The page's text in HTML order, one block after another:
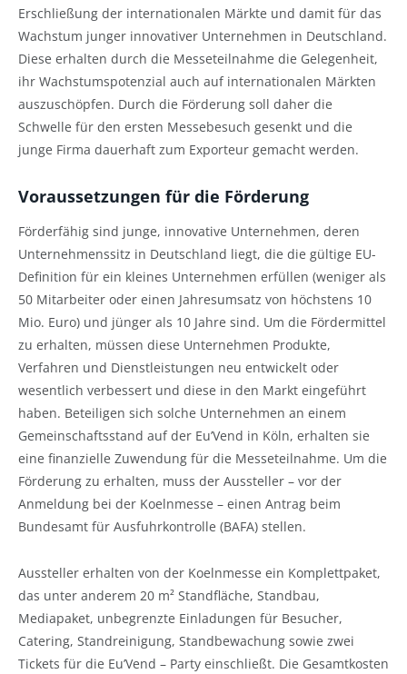
Erschließung der internationalen Märkte und damit für das
Wachstum junger innovativer Unternehmen in Deutschland.
Diese erhalten durch die Messeteilnahme die Gelegenheit,
ihr Wachstumspotenzial auch auf internationalen Märkten
auszuschöpfen. Durch die Förderung soll daher die
Schwelle für den ersten Messebesuch gesenkt und die
junge Firma dauerhaft zum Exporteur gemacht werden.
Voraussetzungen für die Förderung
Förderfähig sind junge, innovative Unternehmen, deren
Unternehmenssitz in Deutschland liegt, die die gültige EU-
Definition für ein kleines Unternehmen erfüllen (weniger als
50 Mitarbeiter oder einen Jahresumsatz von höchstens 10
Mio. Euro) und jünger als 10 Jahre sind. Um die Fördermittel
zu erhalten, müssen diese Unternehmen Produkte,
Verfahren und Dienstleistungen neu entwickelt oder
wesentlich verbessert und diese in den Markt eingeführt
haben. Beteiligen sich solche Unternehmen an einem
Gemeinschaftsstand auf der Eu’Vend in Köln, erhalten sie
eine finanzielle Zuwendung für die Messeteilnahme. Um die
Förderung zu erhalten, muss der Aussteller – vor der
Anmeldung bei der Koelnmesse – einen Antrag beim
Bundesamt für Ausfuhrkontrolle (BAFA) stellen.
Aussteller erhalten von der Koelnmesse ein Komplettpaket,
das unter anderem 20 m² Standfläche, Standbau,
Mediapaket, unbegrenzte Einladungen für Besucher,
Catering, Standreinigung, Standbewachung sowie zwei
Tickets für die Eu’Vend – Party einschließt. Die Gesamtkosten